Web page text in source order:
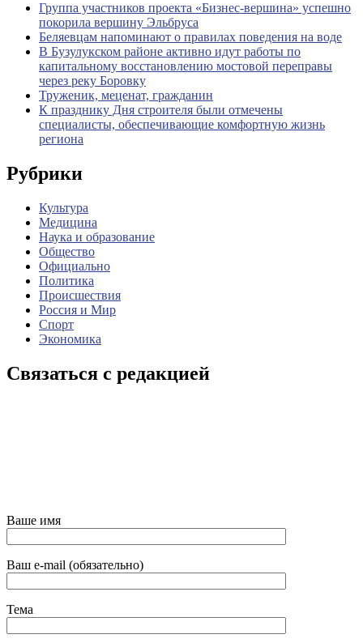
Группа участников проекта «Бизнес‑вершина» успешно
покорила вершину Эльбруса
Беляевцам напоминают о правилах поведения на воде
В Бузулукском районе активно идут работы по
капитальному восстановлению мостовой переправы
через реку Боровку
Труженик, меценат, гражданин
К празднику Дня строителя были отмечены
специалисты, обеспечивающие комфортную жизнь
региона
Рубрики
Культура
Медицина
Наука и образование
Общество
Официально
Политика
Происшествия
Россия и Мир
Спорт
Экономика
Связаться с редакцией
Ваше имя
Ваш e-mail (обязательно)
Тема